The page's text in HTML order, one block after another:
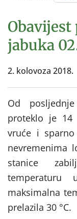
jabuka
2. kolovoza 2018.
Od
proteklo je 14
vruće i
nevremenima
stanice
maksimalna
prelazila 30 °C.